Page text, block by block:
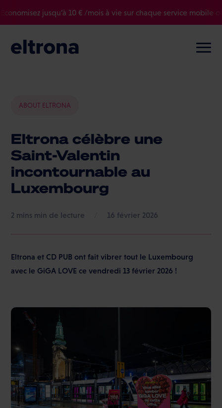
jusqu’à 10 € /mois à vie sur chaque service mobile ou
ABOUT ELTRONA
Eltrona célèbre une
Saint-Valentin
incontournable au
Luxembourg
min de lecture 16 février 2026
Eltrona et CD PUB ont fait vibrer tout le Luxembourg
avec le GiGA LOVE ce vendredi 13 février 2026 !